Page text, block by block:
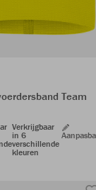
Team
Verkrijgbaar
in 6
verschillende
kleuren